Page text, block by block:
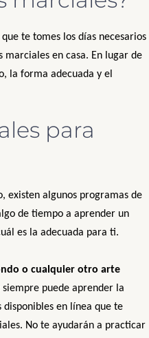
te tomes los días necesarios
en casa. En lugar de
la forma adecuada y el
para
existen algunos programas de
de tiempo a aprender un
es la adecuada para ti.
o cualquier otro arte
siempre puede aprender la
en línea que te
No te ayudarán a practicar